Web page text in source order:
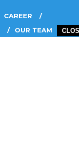
CAREER
OUR TEAM